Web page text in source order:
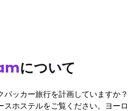
について
パッカー旅行を計画していますか？
スホステルをご覧ください。ヨーロ